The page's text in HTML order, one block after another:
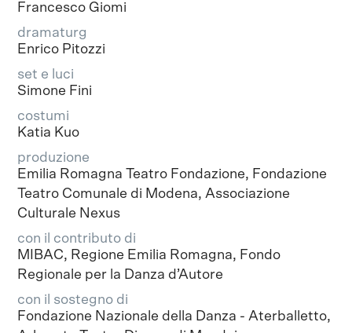
Francesco Giomi
dramaturg
Enrico Pitozzi
set e luci
Simone Fini
costumi
Katia Kuo
produzione
Emilia Romagna Teatro Fondazione, Fondazione
Teatro Comunale di Modena, Associazione
Culturale Nexus
con il contributo di
MIBAC, Regione Emilia Romagna, Fondo
Regionale per la Danza d’Autore
con il sostegno di
Fondazione Nazionale della Danza - Aterballetto,